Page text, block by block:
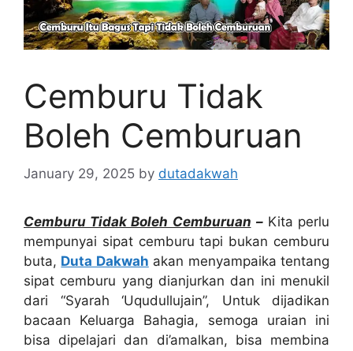
Cemburu Tidak
Boleh Cemburuan
January 29, 2025 by dutadakwah
Cemburu Tidak Boleh Cemburuan –Kita perlu
mempunyai sipat cemburu tapi bukan cemburu
buta, Duta Dakwah akan menyampaika tentang
sipat cemburu yang dianjurkan dan ini menukil
dari “Syarah ‘Uqudullujain”, Untuk dijadikan
bacaan Keluarga Bahagia, semoga uraian ini
bisa dipelajari dan di’amalkan, bisa membina